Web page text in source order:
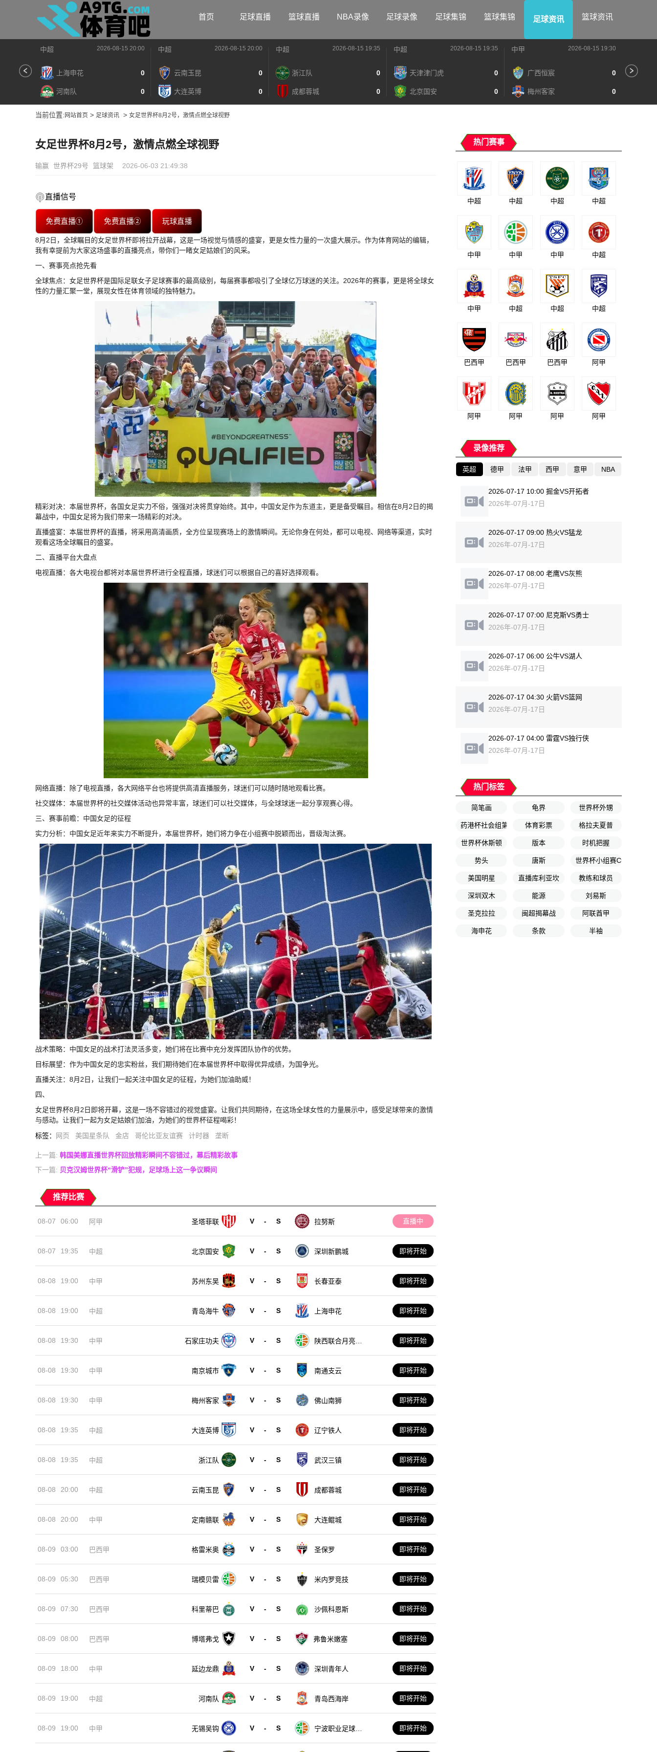
首页 足球直播 篮球直播 NBA录像 足球录像 足球集锦 篮球集锦 足球资讯 篮球资讯
中超 2026-08-15 20:00
上海申花 0
河南队 0
中超 2026-08-15 20:00
云南玉昆 0
大连英博 0
中超 2026-08-15 19:35
浙江队 0
成都蓉城 0
中超 2026-08-15 19:35
天津津门虎 0
北京国安 0
中甲 2026-08-15 19:30
广西恒宸 0
梅州客家 0
当前位置: 网站首页 > 足球资讯 > 女足世界杯8月2号，激情点燃全球视野
女足世界杯8月2号，激情点燃全球视野
输赢 世界杯29号 篮球架 2026-06-03 21:49:38
直播信号
免费直播① 免费直播② 玩球直播
8月2日，全球瞩目的女足世界杯即将拉开战幕，这是一场视觉与情感的盛宴，更是女性力量的一次盛大展示。作为体育网站的编辑，
我有幸提前为大家这场盛事的直播亮点，带你们一睹女足姑娘们的风采。
一、赛事亮点抢先看
全球焦点：女足世界杯是国际足联女子足球赛事的最高级别，每届赛事都吸引了全球亿万球迷的关注。2026年的赛事，更是将全球女
性的力量汇聚一堂，展现女性在体育领域的独特魅力。
精彩对决：本届世界杯，各国女足实力不俗，强强对决将贯穿始终。其中，中国女足作为东道主，更是备受瞩目。相信在8月2日的揭
幕战中，中国女足将为我们带来一场精彩的对决。
直播盛宴：本届世界杯的直播，将采用高清画质，全方位呈现赛场上的激情瞬间。无论你身在何处，都可以电视、网络等渠道，实时
观看这场全球瞩目的盛宴。
二、直播平台大盘点
电视直播：各大电视台都将对本届世界杯进行全程直播，球迷们可以根据自己的喜好选择观看。
网络直播：除了电视直播，各大网络平台也将提供高清直播服务，球迷们可以随时随地观看比赛。
社交媒体：本届世界杯的社交媒体活动也异常丰富，球迷们可以社交媒体，与全球球迷一起分享观赛心得。
三、赛事前瞻：中国女足的征程
实力分析：中国女足近年来实力不断提升，本届世界杯，她们将力争在小组赛中脱颖而出，晋级淘汰赛。
战术策略：中国女足的战术打法灵活多变，她们将在比赛中充分发挥团队协作的优势。
目标展望：作为中国女足的忠实粉丝，我们期待她们在本届世界杯中取得优异成绩，为国争光。
直播关注：8月2日，让我们一起关注中国女足的征程，为她们加油助威！
四、
女足世界杯8月2日即将开幕，这是一场不容错过的视觉盛宴。让我们共同期待，在这场全球女性的力量展示中，感受足球带来的激情
与感动。让我们一起为女足姑娘们加油，为她们的世界杯征程喝彩！
标签： 网页 美国星条队 金店 哥伦比亚友谊赛 计时器 垄断
上一篇: 韩国美娜直播世界杯回放精彩瞬间不容错过，幕后精彩故事
下一篇: 贝克汉姆世界杯“滑铲”犯规，足球场上这一争议瞬间
推荐比赛
08-07 06:00 阿甲 圣塔菲联 V - S 拉努斯 直播中
08-07 19:35 中超 北京国安 V - S 深圳新鹏城 即将开始
08-08 19:00 中甲 苏州东吴 V - S 长春亚泰 即将开始
08-08 19:00 中超 青岛海牛 V - S 上海申花 即将开始
08-08 19:30 中甲 石家庄功夫 V - S
陕西联合月亮泊
即将开始
08-08 19:30 中甲 南京城市 V - S 南通支云 即将开始
08-08 19:30 中甲 梅州客家 V - S 佛山南狮 即将开始
08-08 19:35 中超 大连英博 V - S 辽宁铁人 即将开始
08-08 19:35 中超 浙江队 V - S 武汉三镇 即将开始
08-08 20:00 中超 云南玉昆 V - S 成都蓉城 即将开始
08-08 20:00 中甲 定南赣联 V - S 大连鲲城 即将开始
08-09 03:00 巴西甲 格雷米奥 V - S 圣保罗 即将开始
08-09 05:30 巴西甲 瑞模贝雷 V - S 米内罗竞技 即将开始
08-09 07:30 巴西甲 科里蒂巴 V - S 沙佩科恩斯 即将开始
08-09 08:00 巴西甲 博塔弗戈 V - S 弗鲁米嫩塞 即将开始
08-09 18:00 中甲 延边龙鼎 V - S 深圳青年人 即将开始
08-09 19:00 中超 河南队 V - S 青岛西海岸 即将开始
08-09 19:00 中甲 无锡吴钩 V - S
宁波职业足球俱
即将开始
热门赛事
中超 中超 中超 中超
中甲 中甲 中甲 中超
中甲 中超 中超 中超
巴西甲 巴西甲 巴西甲 阿甲
阿甲 阿甲 阿甲 阿甲
录像推荐
英超 德甲 法甲 西甲 意甲 NBA
2026-07-17 10:00 掘金VS开拓者
2026年-07月-17日
2026-07-17 09:00 热火VS猛龙
2026年-07月-17日
2026-07-17 08:00 老鹰VS灰熊
2026年-07月-17日
2026-07-17 07:00 尼克斯VS勇士
2026年-07月-17日
2026-07-17 06:00 公牛VS湖人
2026年-07月-17日
2026-07-17 04:30 火箭VS篮网
2026年-07月-17日
2026-07-17 04:00 雷霆VS独行侠
2026年-07月-17日
热门标签
简笔画 龟界 世界杯外甥
药港杯社会组第1轮 体育彩票 格拉夫夏普
世界杯休斯顿 版本 时机把握
势头 唐斯 世界杯小组赛C组第1轮
美国明星 直播库利亚坎 教练和球员
深圳双木 能源 刘易斯
圣克拉拉 闽超揭幕战 阿联酋甲
海申花 条款 半袖